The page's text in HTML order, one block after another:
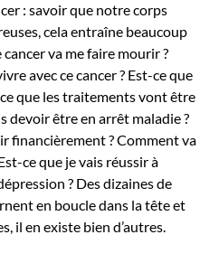
: savoir que notre corps
cela entraîne beaucoup
va me faire mourir ?
avec ce cancer ? Est-ce que
que les traitements vont être
devoir être en arrêt maladie ?
financièrement ? Comment va
ce que je vais réussir à
? Des dizaines de
en boucle dans la tête et
il en existe bien d’autres.